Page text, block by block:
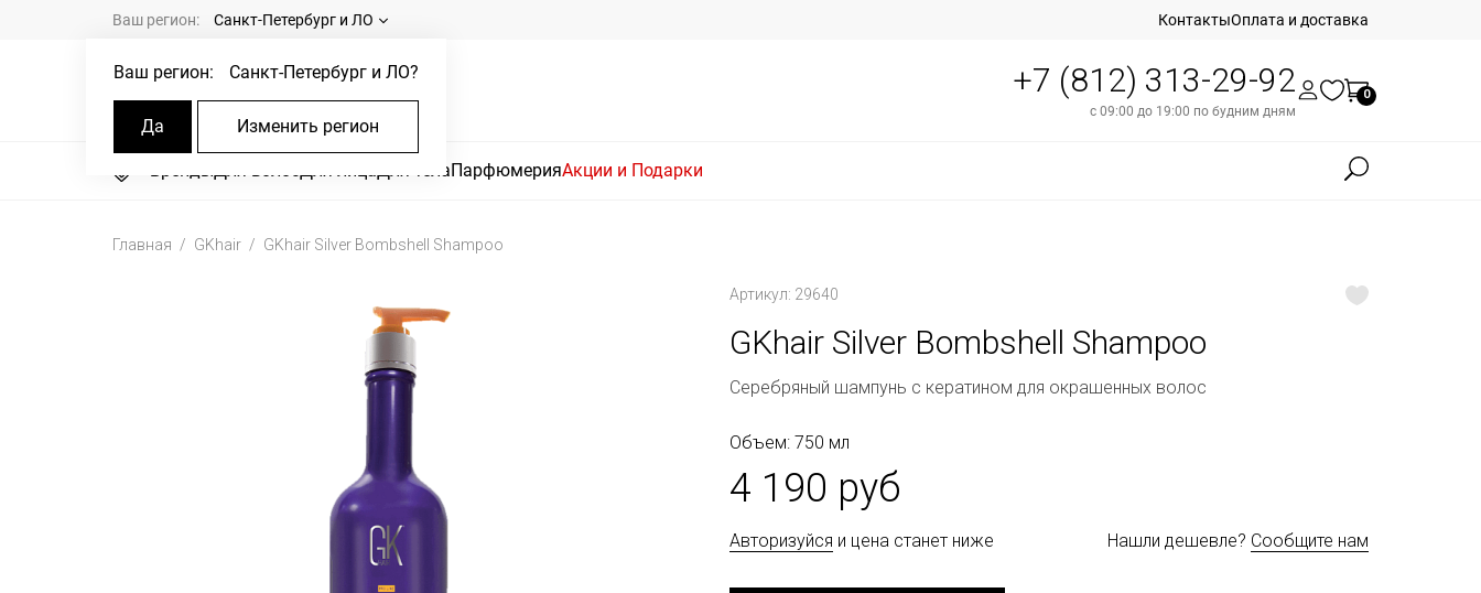
Ваш регион: Санкт-Петербург и ЛО
Ваш регион: Санкт-Петербург и ЛО?
Да Изменить регион
КонтактыОплата и доставка
+7 (812) 313-29-92
с 09:00 до 19:00 по будним дням
0
БрендыДля волосДля лицаДля телаПарфюмерияАкции и Подарки
Главная GKhair GKhair Silver Bombshell Shampoo
Артикул: 29640
GKhair Silver Bombshell Shampoo
Серебряный шампунь с кератином для окрашенных волос
Объем: 750 мл
4 190 руб
Авторизуйся и цена станет ниже Нашли дешевле? Сообщите нам